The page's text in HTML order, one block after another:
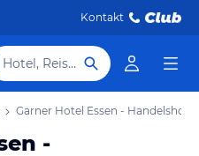
Kontakt
Hotel, Reiseziel
Garner Hotel Essen - Handelshof
-